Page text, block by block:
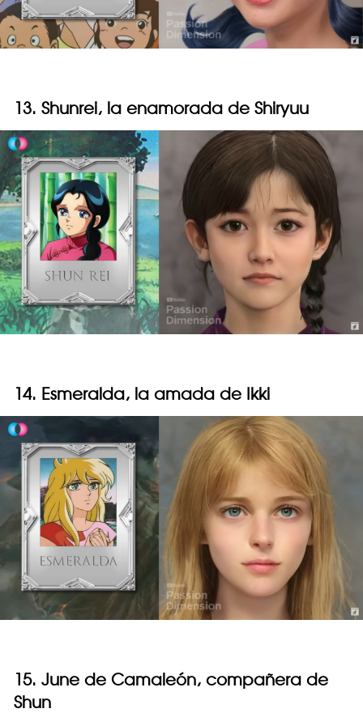
13. Shunrei, la enamorada de Shiryuu
14. Esmeralda, la amada de Ikki
15. June de Camaleón, compañera de
Shun